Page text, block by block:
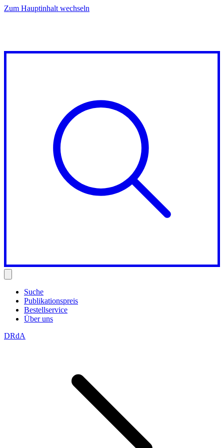
Zum Hauptinhalt wechseln
Suche
Publikationspreis
Bestellservice
Über uns
DRdA